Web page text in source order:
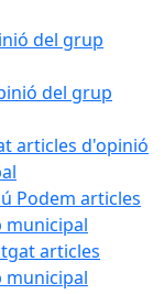
del grup
del grup
articles d'opinió
Podem articles
municipal
articles
municipal